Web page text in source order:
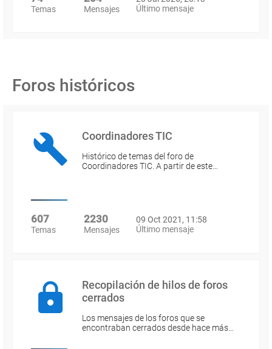
Temas Mensajes
Último mensaje
Foros históricos
Coordinadores TIC
Histórico de temas del foro de
Coordinadores TIC. A partir de este…
607
Temas
2230
Mensajes
09 Oct 2021, 11:58
Último mensaje
Recopilación de hilos de foros
cerrados
Los mensajes de los foros que se
encontraban cerrados desde hace más…